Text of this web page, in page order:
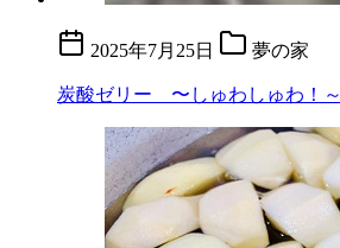
2025年7月25日 夢の家
炭酸ゼリー 〜しゅわしゅわ！～